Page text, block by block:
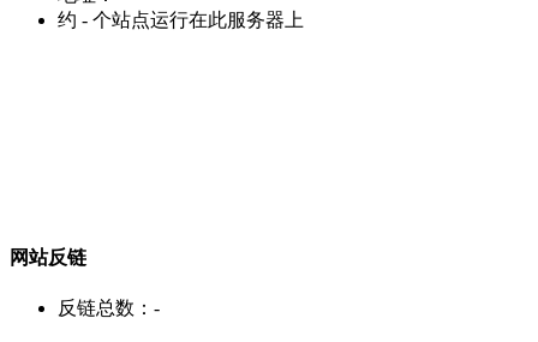
约 - 个站点运行在此服务器上
网站反链
反链总数： -